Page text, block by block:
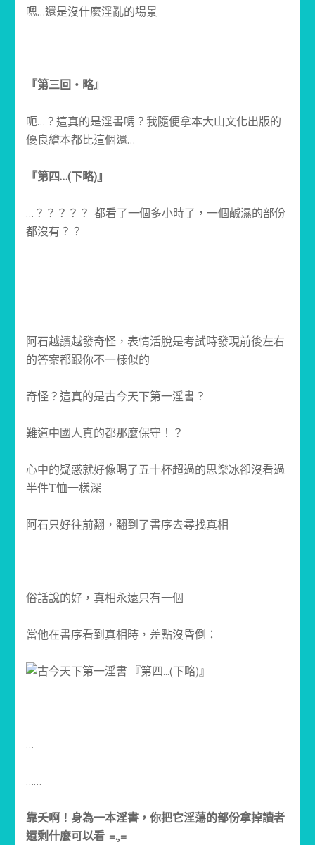
嗯…還是沒什麼淫亂的場景
『第三回‧略』
呃…？這真的是淫書嗎？我隨便拿本大山文化出版的
優良繪本都比這個還…
『第四…(下略)』
…？？？？？ 都看了一個多小時了，一個鹹濕的部份
都沒有？？
阿石越讀越發奇怪，表情活脫是考試時發現前後左右
的答案都跟你不一樣似的
奇怪？這真的是古今天下第一淫書？
難道中國人真的都那麼保守！？
心中的疑惑就好像喝了五十杯超過的思樂冰卻沒看過
半件T恤一樣深
阿石只好往前翻，翻到了書序去尋找真相
俗話說的好，真相永遠只有一個
當他在書序看到真相時，差點沒昏倒：
…
……
靠夭啊！身為一本淫書，你把它淫蕩的部份拿掉讀者
還剩什麼可以看 =.,=